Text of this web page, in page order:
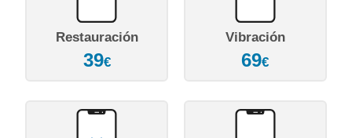
Restauración
39€
Vibración
69€